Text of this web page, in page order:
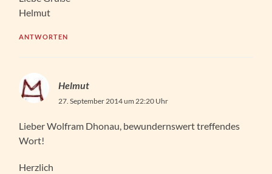
Helmut
ANTWORTEN
Helmut
27. September 2014 um 22:20 Uhr
Lieber Wolfram Dhonau, bewundernswert treffendes
Wort!
Herzlich